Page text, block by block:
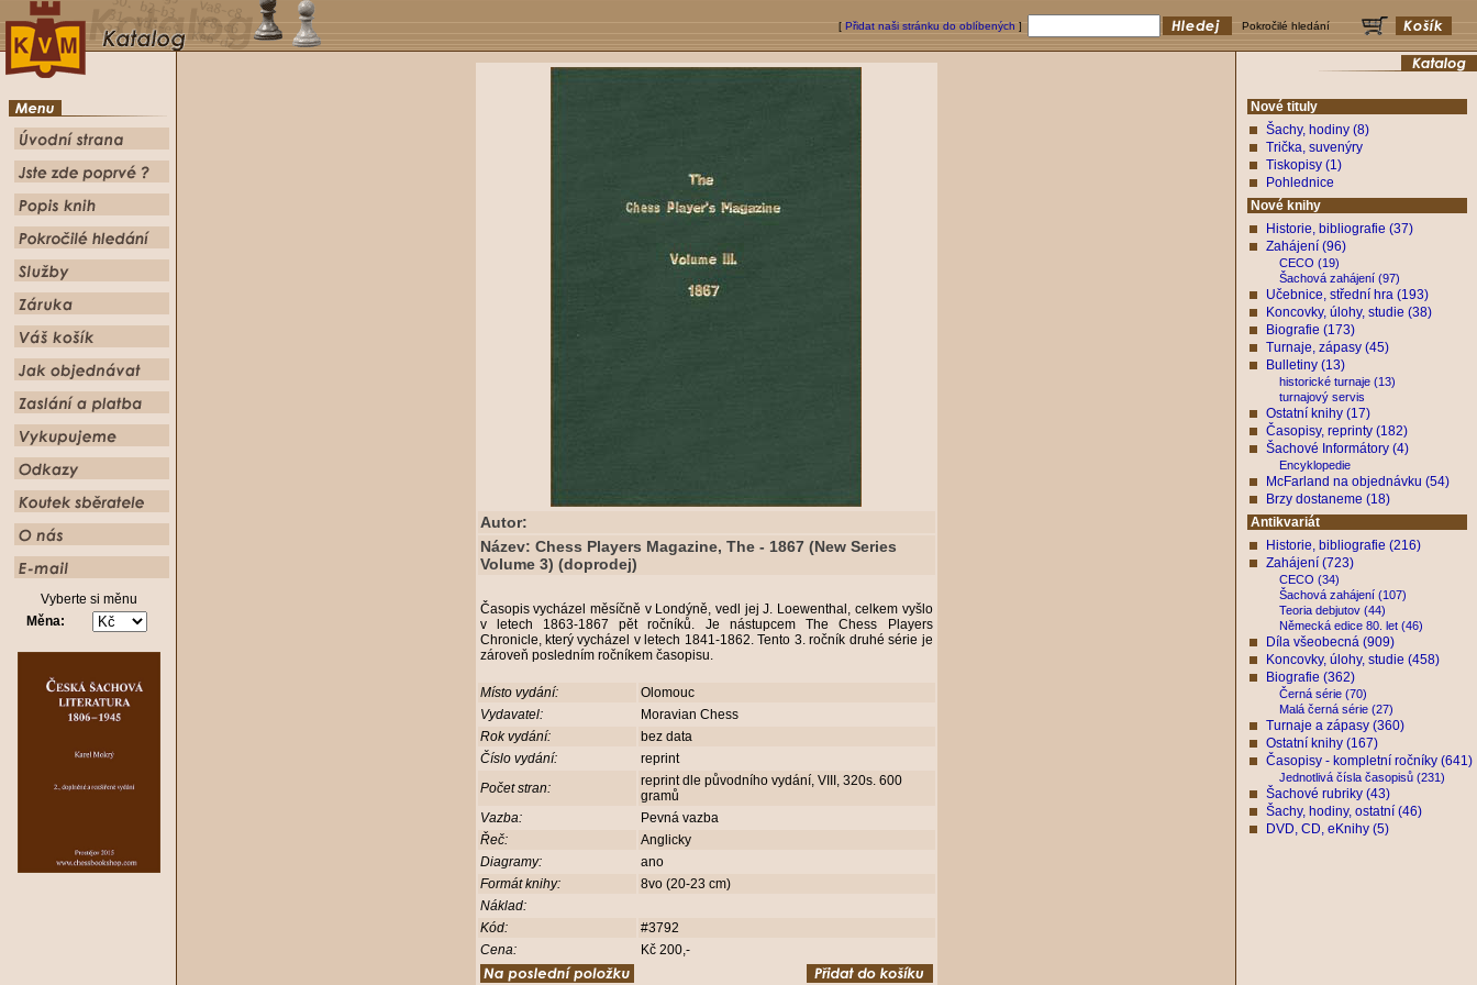
[ Přidat naši stránku do oblíbených ] Pokročilé hledání
Vyberte si měnu
Měna:
Autor:
Název: Chess Players Magazine, The - 1867 (New Series
Volume 3) (doprodej)
Časopis vycházel měsíčně v Londýně, vedl jej J. Loewenthal, celkem vyšlo
v letech 1863-1867 pět ročníků. Je nástupcem The Chess Players
Chronicle, který vycházel v letech 1841-1862. Tento 3. ročník druhé série je
zároveň posledním ročníkem časopisu.
Místo vydání:
Olomouc
Vydavatel:
Moravian Chess
Rok vydání:
bez data
Číslo vydání:
reprint
Počet stran:
reprint dle původního vydání, VIII, 320s. 600
gramů
Vazba:
Pevná vazba
Řeč:
Anglicky
Diagramy:
ano
Formát knihy:
8vo (20-23 cm)
Náklad:
Kód:
#3792
Cena:
Kč 200,-
Nové tituly
Šachy, hodiny (8)
Trička, suvenýry
Tiskopisy (1)
Pohlednice
Nové knihy
Historie, bibliografie (37)
Zahájení (96)
CECO (19)
Šachová zahájení (97)
Učebnice, střední hra (193)
Koncovky, úlohy, studie (38)
Biografie (173)
Turnaje, zápasy (45)
Bulletiny (13)
historické turnaje (13)
turnajový servis
Ostatní knihy (17)
Časopisy, reprinty (182)
Šachové Informátory (4)
Encyklopedie
McFarland na objednávku (54)
Brzy dostaneme (18)
Antikvariát
Historie, bibliografie (216)
Zahájení (723)
CECO (34)
Šachová zahájení (107)
Teoria debjutov (44)
Německá edice 80. let (46)
Díla všeobecná (909)
Koncovky, úlohy, studie (458)
Biografie (362)
Černá série (70)
Malá černá série (27)
Turnaje a zápasy (360)
Ostatní knihy (167)
Časopisy - kompletní ročníky (641)
Jednotlivá čísla časopisů (231)
Šachové rubriky (43)
Šachy, hodiny, ostatní (46)
DVD, CD, eKnihy (5)